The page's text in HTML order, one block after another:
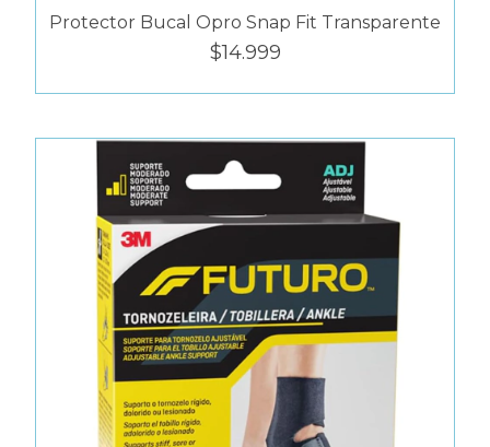
Protector Bucal Opro Snap Fit Transparente
$14.999